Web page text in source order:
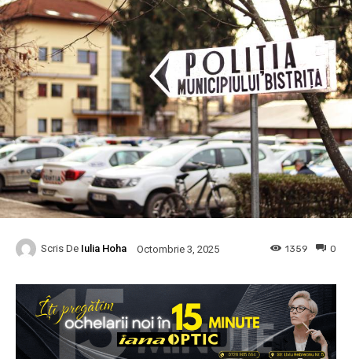
Scris De Iulia Hoha Octombrie 3, 2025 0
1359